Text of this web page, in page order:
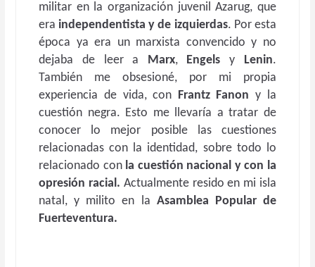
militar en la organización juvenil Azarug, que
era independentista y de izquierdas. Por esta
época ya era un marxista convencido y no
dejaba de leer a Marx, Engels y Lenin.
También me obsesioné, por mi propia
experiencia de vida, con Frantz Fanon y la
cuestión negra. Esto me llevaría a tratar de
conocer lo mejor posible las cuestiones
relacionadas con la identidad, sobre todo lo
relacionado con la cuestión nacional y con la
opresión racial. Actualmente resido en mi isla
natal, y milito en la Asamblea Popular de
Fuerteventura.